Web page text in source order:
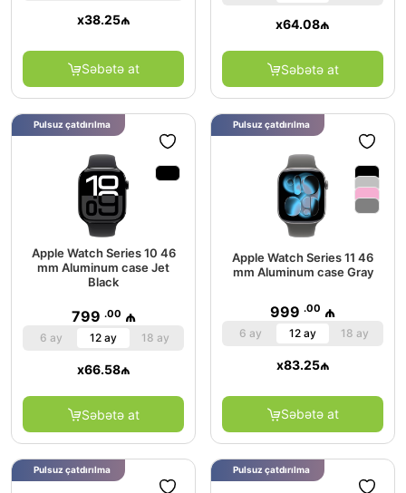
x38.25₼
Səbətə at
x64.08₼
Səbətə at
Apple Watch Series 10 46
mm Aluminum case Jet
Black
799 .00 ₼
6 ay 12 ay 18 ay
x66.58₼
Səbətə at
Pulsuz çatdırılma
Apple Watch Series 11 46
mm Aluminum case Gray
999 .00 ₼
6 ay 12 ay 18 ay
x83.25₼
Səbətə at
Pulsuz çatdırılma
Pulsuz çatdırılma Pulsuz çatdırılma